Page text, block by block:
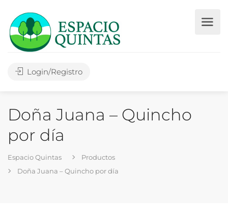
Login/Registro
Doña Juana – Quincho
por día
Espacio Quintas
Productos
Doña Juana – Quincho por día